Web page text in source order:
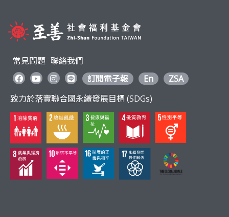
k
常見問題 聯絡我們
訂閱電子報
En
ZSA
致力於落實聯合國永續發展目標 (SDGs)